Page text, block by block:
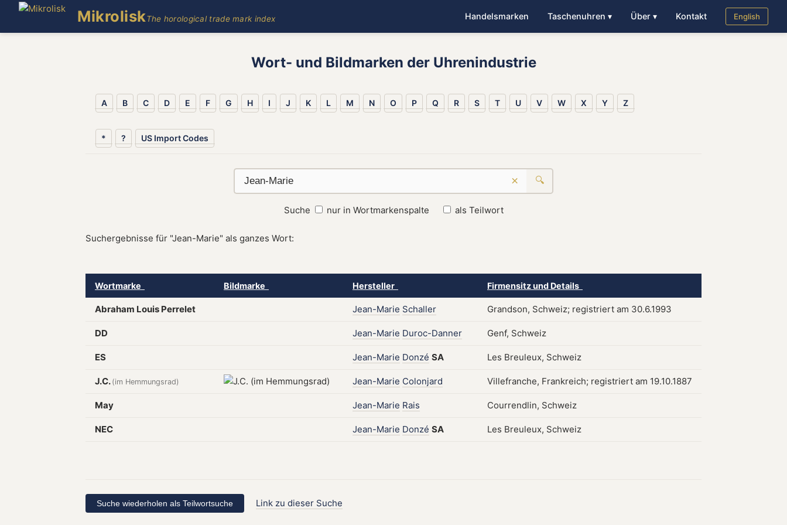
MikroliskThe horological trade mark index Handelsmarken Taschenuhren ▾ Über ▾ Kontakt English
Wort- und Bildmarken der Uhrenindustrie
A B C D E F G H I J K L M N O P Q R S T U V W X Y Z
* ? US Import Codes
× 🔍
Suche nur in Wortmarkenspalte als Teilwort
Suchergebnisse für "Jean-Marie" als ganzes Wort:
Wortmarke Bildmarke Hersteller Firmensitz und Details
Abraham Louis Perrelet Jean-Marie Schaller Grandson, Schweiz; registriert am 30.6.1993
DD Jean-Marie Duroc-Danner Genf, Schweiz
ES Jean-Marie Donzé SA Les Breuleux, Schweiz
J.C. (im Hemmungsrad) Jean-Marie Colonjard Villefranche, Frankreich; registriert am 19.10.1887
May Jean-Marie Rais Courrendlin, Schweiz
NEC Jean-Marie Donzé SA Les Breuleux, Schweiz
Link zu dieser Suche